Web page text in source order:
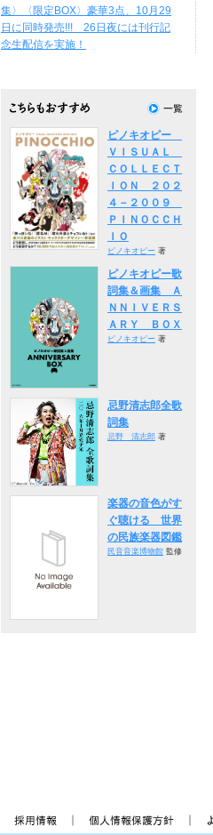
集〉〈限定BOX〉豪華3点、10月29
日に同時発売!!! 26日夜には刊行記
念生配信を実施！
ピノキオピー
ＶＩＳＵＡＬ
ＣＯＬＬＥＣＴ
ＩＯＮ ２０２
４－２００９
ＰＩＮＯＣＣＨ
ＩＯ
ピノキオピー 著
ピノキオピー歌
詞集＆画集 Ａ
ＮＮＩＶＥＲＳ
ＡＲＹ ＢＯＸ
ピノキオピー 著
忌野清志郎全歌
詞集
忌野 清志郎 著
楽器の音色がす
ぐ聴ける 世界
の民族楽器図鑑
民音音楽博物館 監修